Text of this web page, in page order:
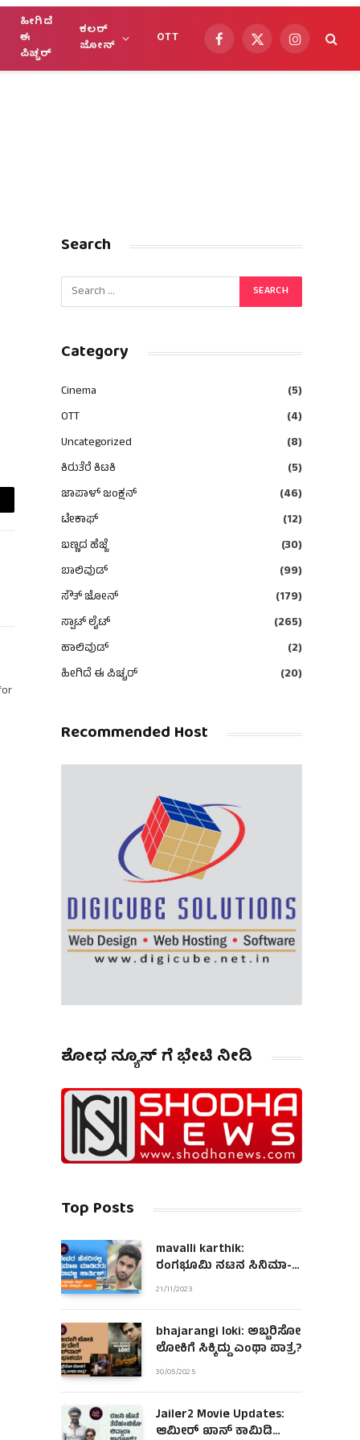
ಹೀಗಿದೆ
ಈ
ಪಿಚ್ಚರ್
ಕಲರ್
ಜೋನ್
OTT Facebook
X
Instagram
Search
Category
Cinema
(5)
OTT
(4)
Uncategorized
(8)
ಕಿರುತೆರೆ ಕಿಟಕಿ
(5)
ಜಾಪಾಳ್ ಜಂಕ್ಷನ್
(46)
ಟೇಕಾಫ್
(12)
ಬಣ್ಣದ ಹೆಜ್ಜೆ
(30)
ಬಾಲಿವುಡ್
(99)
ಸೌತ್ ಜೋನ್
(179)
ಸ್ಪಾಟ್ ಲೈಟ್
(265)
ಹಾಲಿವುಡ್
(2)
ಹೀಗಿದೆ ಈ ಪಿಚ್ಚರ್
(20)
Recommended Host
ಶೋಧ ನ್ಯೂಸ್ ಗೆ ಭೇಟಿ ನೀಡಿ
Top Posts
mavalli karthik:
ರಂಗಭೂಮಿ ನಟನ ಸಿನಿಮಾ-
ಮಾಧ್ಯಮ ಯಾನ!
21/11/2023
bhajarangi loki: ಅಬ್ಬರಿಸೋ
ಲೋಕಿಗೆ ಸಿಕ್ಕಿದ್ದು ಎಂಥಾ ಪಾತ್ರ?
30/05/2025
Jailer2 Movie Updates:
ಆಮೀರ್ ಖಾನ್ ಕಾಮಿಡಿ